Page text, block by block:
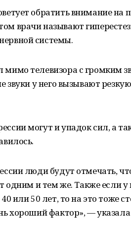
обратить внимание на
врачи называют
системы.
телевизора с громким
звуки у него вызывают
могут и упадок сил, а
люди будут отмечать,
одним и тем же. Также если у
или 50 лет, то на это тоже
хороший фактор», —